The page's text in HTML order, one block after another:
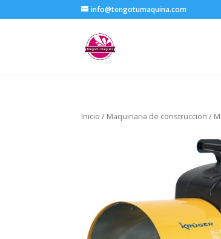
info@tengotumaquina.com
Inicio / Maquinaria de construccion /